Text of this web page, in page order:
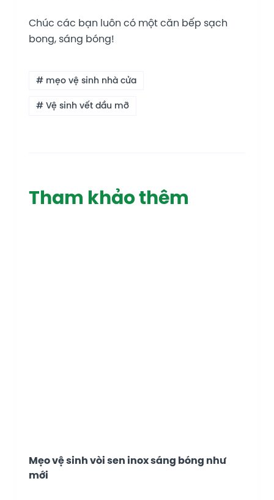
Chúc các bạn luôn có một căn bếp sạch
bong, sáng bóng!
# mẹo vệ sinh nhà cửa
# Vệ sinh vết dầu mỡ
Tham khảo thêm
Mẹo vệ sinh vòi sen inox sáng bóng như
mới